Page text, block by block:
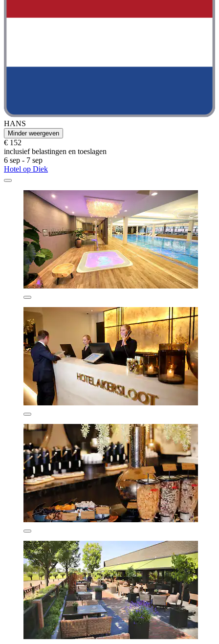
HANS
Minder weergeven
€ 152
inclusief belastingen en toeslagen
6 sep - 7 sep
Hotel op Diek